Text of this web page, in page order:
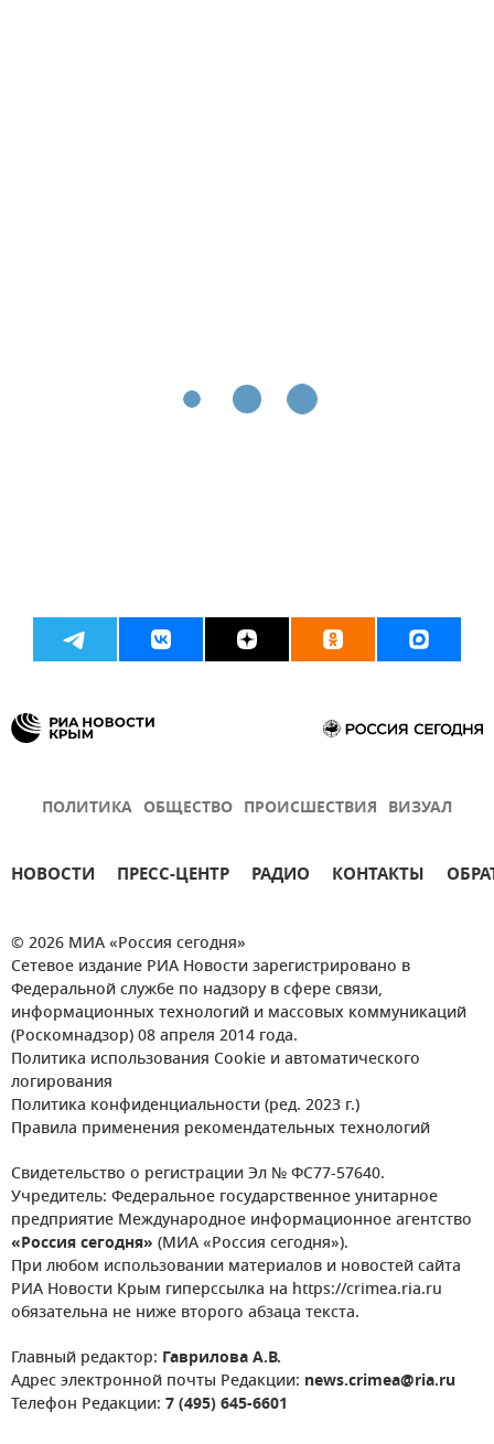
ПОЛИТИКА ОБЩЕСТВО ПРОИСШЕСТВИЯ ВИЗУАЛ
НОВОСТИ ПРЕСС-ЦЕНТР РАДИО КОНТАКТЫ
© 2026 МИА «Россия сегодня»
Сетевое издание РИА Новости зарегистрировано в
Федеральной службе по надзору в сфере связи,
информационных технологий и массовых коммуникаций
(Роскомнадзор) 08 апреля 2014 года.
Политика использования Cookie и автоматического
логирования
Политика конфиденциальности (ред. 2023 г.)
Правила применения рекомендательных технологий
Свидетельство о регистрации Эл № ФС77-57640.
Учредитель: Федеральное государственное унитарное
предприятие Международное информационное агентство
«Россия сегодня» (МИА «Россия сегодня»).
При любом использовании материалов и новостей сайта
РИА Новости Крым гиперссылка на https://crimea.ria.ru
обязательна не ниже второго абзаца текста.
Главный редактор: Гаврилова А.В.
Адрес электронной почты Редакции: news.crimea@ria.ru
Телефон Редакции: 7 (495) 645-6601